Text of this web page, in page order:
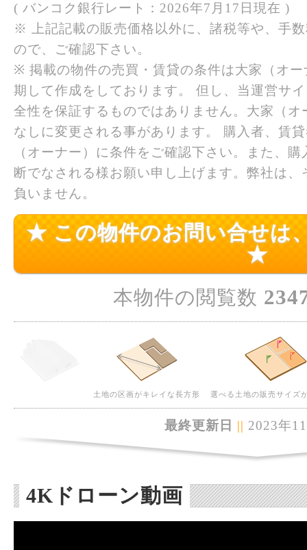
( バンコク銀行レート：2026年7月17日現在 )
※ 上記記載の販売価格以外に、諸税等や、手
ので、ご確認下さい。
※ 掲載の物件の売買・賃貸の条件は大家（オ
期して作成をしております。 但し、当運営サ
全性を保証するものではありません。大家（
なしに変更される事があります。 購入者、賃
（オーナー）に条件をご確認下さい。また、
断でなされる様お願い申し上げます。弊社は
負いません。
★ この物件のお問い合せは
★
本物件の閲覧数
土地の区画がキレイな長方形 選べる土地の販売サイズ
最終更新日 || 2023年
4Kドローン動画